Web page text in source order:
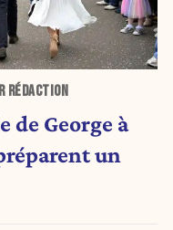
RÉDACTION
de George à
un